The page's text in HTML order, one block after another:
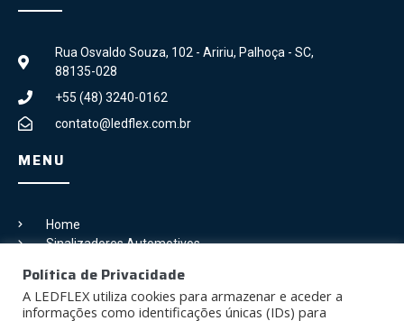
Rua Osvaldo Souza, 102 - Aririu, Palhoça - SC,
88135-028
+55 (48) 3240-0162
contato@ledflex.com.br
MENU
Home
Sinalizadores Automotivos
Blog
Contato
Política de Privacidade
A LEDFLEX utiliza cookies para armazenar e aceder a
informações como identificações únicas (IDs) para